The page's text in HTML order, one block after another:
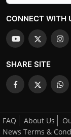
CONNECT WITH
SHARE SITE
FAQ About Us
News Terms &